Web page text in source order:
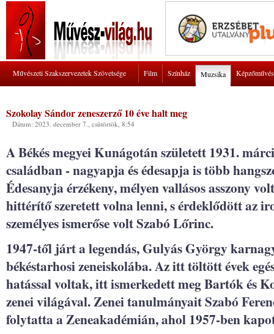
Művészeti Szakszervezetek Szövetsége Film Színház Muzsika
Szokolay Sándor zeneszerző 10 éve halt meg
Dátum: 2023. december 7., csütörtök, 8:54
A Békés megyei Kunágotán született 1931.
családban - nagyapja és édesapja is több
Édesanyja érzékeny, mélyen vallásos asszony
hittérítő szeretett volna lenni, s érdeklődött az
személyes ismerőse volt Szabó Lőrinc.
1947-től járt a legendás, Gulyás György
békéstarhosi zeneiskolába. Az itt töltött évek
hatással voltak, itt ismerkedett meg Bartók és
zenei világával. Zenei tanulmányait Szabó
folytatta a Zeneakadémián, ahol 1957-ben